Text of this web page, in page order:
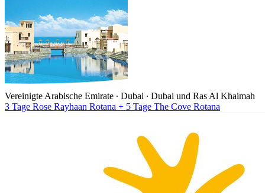
Vereinigte Arabische Emirate ∙ Dubai ∙ Dubai und Ras Al Khaimah
3 Tage Rose Rayhaan Rotana + 5 Tage The Cove Rotana